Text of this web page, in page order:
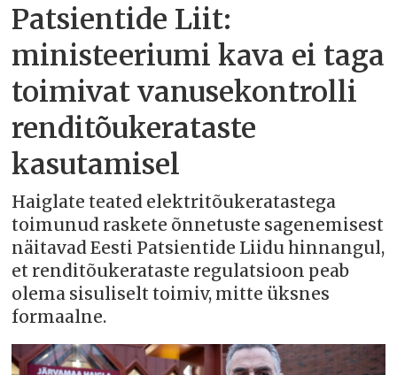
Patsientide Liit:
ministeeriumi kava ei taga
toimivat vanusekontrolli
renditõukerataste
kasutamisel
Haiglate teated elektritõukeratastega
toimunud raskete õnnetuste sagenemisest
näitavad Eesti Patsientide Liidu hinnangul,
et renditõukerataste regulatsioon peab
olema sisuliselt toimiv, mitte üksnes
formaalne.